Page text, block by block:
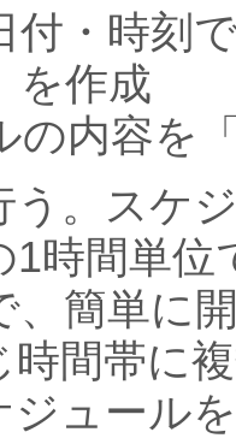
付・時刻
を作成
の内容を
う。スケ
1時間単位
、簡単に
時間帯に
ジュール